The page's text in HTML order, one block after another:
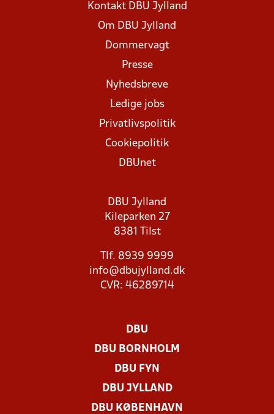
Kontakt DBU Jylland
Om DBU Jylland
Dommervagt
Presse
Nyhedsbreve
Ledige jobs
Privatlivspolitik
Cookiepolitik
DBUnet
DBU Jylland
Kileparken 27
8381 Tilst
Tlf. 8939 9999
info@dbujylland.dk
CVR: 46289714
DBU
DBU BORNHOLM
DBU FYN
DBU JYLLAND
DBU KØBENHAVN